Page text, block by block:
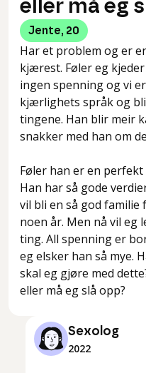
eller må eg
Jente, 20
Har et problem og er
kjærest. Føler eg
ingen spenning og vi
kjærlighets språk og
tingene. Han blir meir
snakker med han om
Føler han er en
Han har så gode
vil bli en så god familie
noen år. Men nå vil eg
ting. All spenning er
eg elsker han så mye.
skal eg gjøre med
eller må eg slå opp?
Sexolog
2022